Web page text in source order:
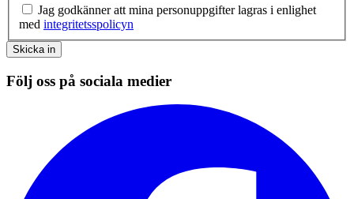
Jag godkänner att mina personuppgifter lagras i enlighet
med integritetsspolicyn
Skicka in
Följ oss på sociala medier